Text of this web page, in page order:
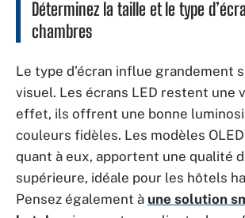
Déterminez la taille et le type
chambres
Le type d’écran influe grandement
visuel. Les écrans LED restent une
effet, ils offrent une bonne
couleurs fidèles. Les modèles OLED
quant à eux, apportent une qualité
supérieure, idéale pour les hôtels
Pensez également à une solution